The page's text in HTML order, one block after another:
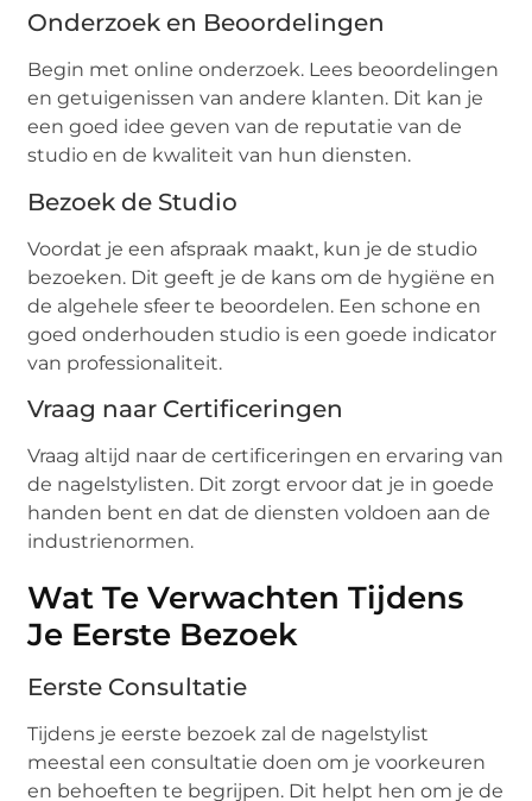
Onderzoek en Beoordelingen
Begin met online onderzoek. Lees beoordelingen
en getuigenissen van andere klanten. Dit kan je
een goed idee geven van de reputatie van de
studio en de kwaliteit van hun diensten.
Bezoek de Studio
Voordat je een afspraak maakt, kun je de studio
bezoeken. Dit geeft je de kans om de hygiëne en
de algehele sfeer te beoordelen. Een schone en
goed onderhouden studio is een goede indicator
van professionaliteit.
Vraag naar Certificeringen
Vraag altijd naar de certificeringen en ervaring van
de nagelstylisten. Dit zorgt ervoor dat je in goede
handen bent en dat de diensten voldoen aan de
industrienormen.
Wat Te Verwachten Tijdens
Je Eerste Bezoek
Eerste Consultatie
Tijdens je eerste bezoek zal de nagelstylist
meestal een consultatie doen om je voorkeuren
en behoeften te begrijpen. Dit helpt hen om je de